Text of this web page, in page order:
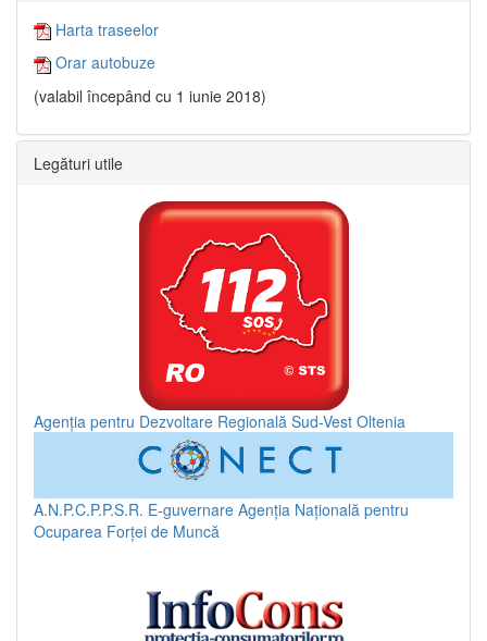
Harta traseelor
Orar autobuze
(valabil începând cu 1 iunie 2018)
Legături utile
Agenția pentru Dezvoltare Regională Sud-Vest Oltenia
A.N.P.C.P.P.S.R. E-guvernare Agenția Națională pentru
Ocuparea Forței de Muncă